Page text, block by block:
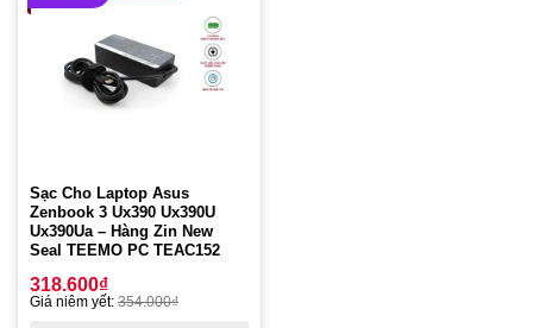
Sạc Cho Laptop Asus
Zenbook 3 Ux390 Ux390U
Ux390Ua – Hàng Zin New
Seal TEEMO PC TEAC152
318.600₫
Giá niêm yết: 354.000₫